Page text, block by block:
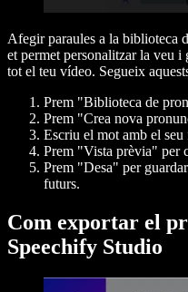
Afegir paraules a la biblioteca
et permet personalitzar la veu
tot el teu vídeo. Segueix
Prem "Biblioteca de
Prem "Crea nova
Escriu el mot amb el seu
Prem "Vista prèvia" per
Prem "Desa" per
futurs.
Com exportar el
Speechify Studio